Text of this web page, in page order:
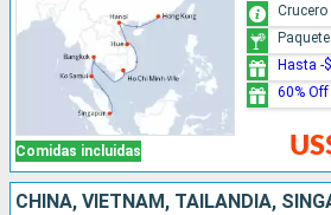
Comidas incluidas
Hasta -
60%
CHINA, VIETNAM, TAILANDIA,